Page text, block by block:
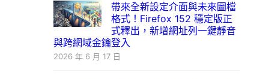
帶來全新設定介面與未來圖檔
格式！Firefox 152 穩定版正
式釋出，新增網址列一鍵靜音
與跨網域金鑰登入
2026 年 6 月 17 日